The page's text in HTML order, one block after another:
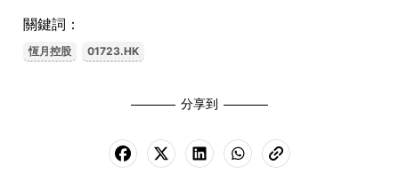
關鍵詞：
恆月控股 01723.HK
分享到